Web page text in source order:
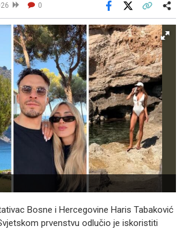
0
Facebook
Bosne i Hercegovine Haris Tabaković
prvenstvu odlučio je iskoristiti